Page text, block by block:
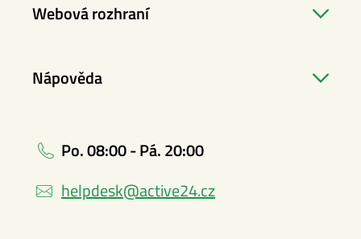
Webová rozhraní
Nápověda
Po. 08:00 - Pá. 20:00
helpdesk@active24.cz